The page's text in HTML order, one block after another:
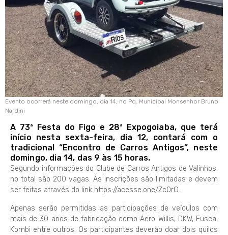
Evento ocorrerá neste domingo, dia 14, no Pq. Municipal Monsenhor Bruno
Nardini
A 73ª Festa do Figo e 28ª Expogoiaba, que terá
início nesta sexta-feira, dia 12, contará com o
tradicional “Encontro de Carros Antigos”, neste
domingo, dia 14, das 9 às 15 horas.
Segundo informações do Clube de Carros Antigos de Valinhos,
no total são 200 vagas. As inscrições são limitadas e devem
ser feitas através do link https://acesse.one/Zc0rO.
Apenas serão permitidas as participações de veículos com
mais de 30 anos de fabricação como Aero Willis, DKW, Fusca,
Kombi entre outros. Os participantes deverão doar dois quilos